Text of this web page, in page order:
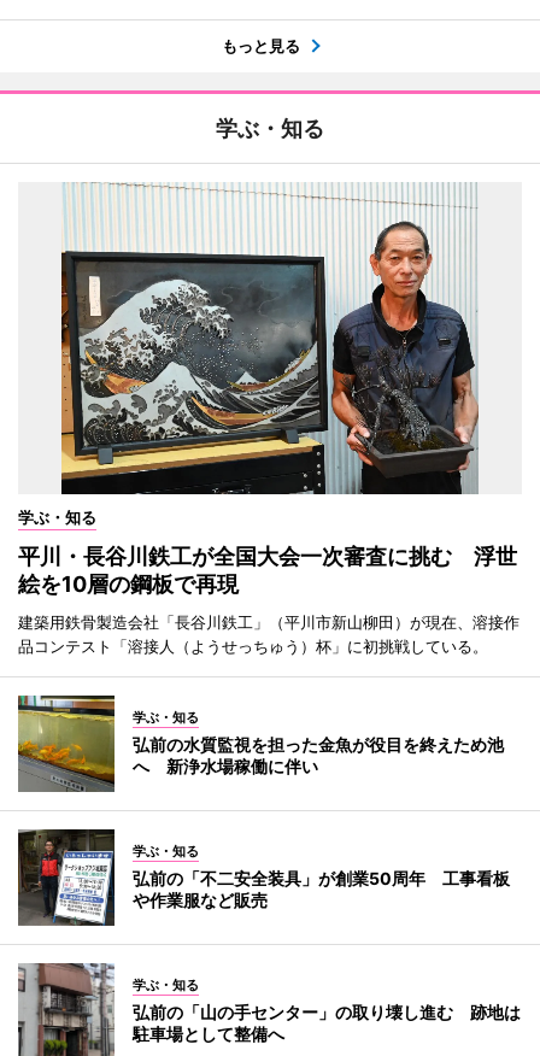
もっと見る
学ぶ・知る
学ぶ・知る
平川・長谷川鉄工が全国大会一次審査に挑む 浮世
絵を10層の鋼板で再現
建築用鉄骨製造会社「長谷川鉄工」（平川市新山柳田）が現在、溶接作
品コンテスト「溶接人（ようせっちゅう）杯」に初挑戦している。
学ぶ・知る
弘前の水質監視を担った金魚が役目を終えため池
へ 新浄水場稼働に伴い
学ぶ・知る
弘前の「不二安全装具」が創業50周年 工事看板
や作業服など販売
学ぶ・知る
弘前の「山の手センター」の取り壊し進む 跡地は
駐車場として整備へ